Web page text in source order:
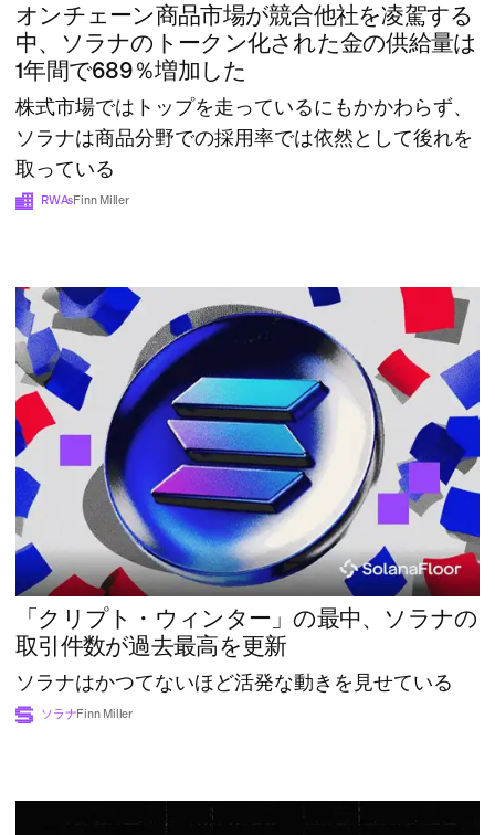
オンチェーン商品市場が競合他社を凌駕する
中、ソラナのトークン化された金の供給量は
1年間で689％増加した
株式市場ではトップを走っているにもかかわらず、
ソラナは商品分野での採用率では依然として後れを
取っている
RWAsFinn Miller
「クリプト・ウィンター」の最中、ソラナの
取引件数が過去最高を更新
ソラナはかつてないほど活発な動きを見せている
ソラナFinn Miller